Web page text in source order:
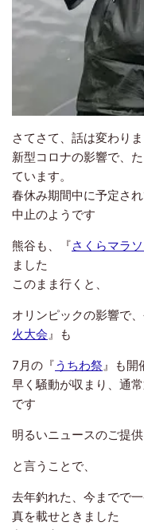
さてさて、話は変わりま
新型コロナの影響で、
ています。
春休み期間中に予定さ
中止のようです
熊谷も、『さくらマラ
ました
このまま行くと、
オリンピックの影響で
火大会 』も
7月の『うちわ祭 』も開
早く騒動が収まり、通
です
明るいニュースのご提
と言うことで、
去年釣れた、今までで
真を載せときました